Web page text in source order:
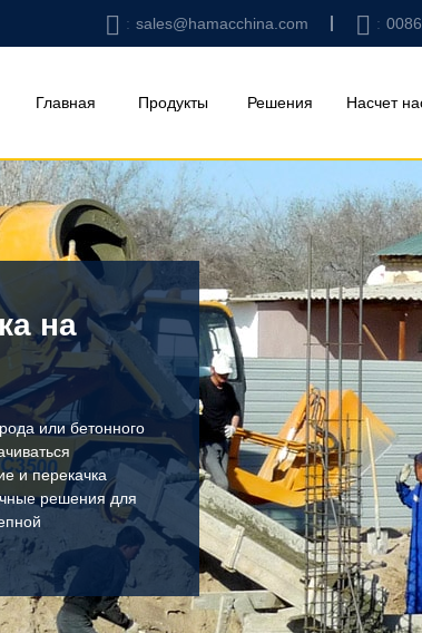
sales@hamacchina.com
Главная Продукты Решения Насчет
на
или бетонного
и перекачка
решения для